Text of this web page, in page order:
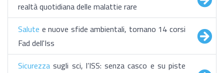
realtà quotidiana delle malattie rare
Salute e nuove sfide ambientali, tornano 14 corsi
Fad dell'Iss
Sicurezza sugli sci, l’ISS: senza casco e su piste